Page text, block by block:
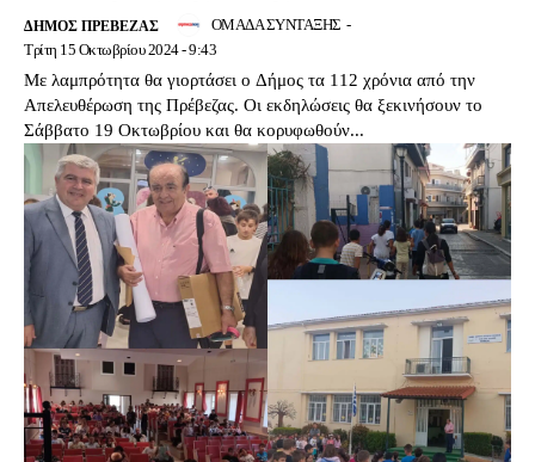
ΔΉΜΟΣ ΠΡΈΒΕΖΑΣ ΟΜΑΔΑ ΣΥΝΤΑΞΗΣ -
Τρίτη 15 Οκτωβρίου 2024 - 9:43
Με λαμπρότητα θα γιορτάσει ο Δήμος τα 112 χρόνια από την
Απελευθέρωση της Πρέβεζας. Οι εκδηλώσεις θα ξεκινήσουν το
Σάββατο 19 Οκτωβρίου και θα κορυφωθούν...